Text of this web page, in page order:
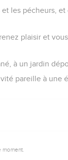
les pécheurs,
plaisir et
à un jardin
pareille à une